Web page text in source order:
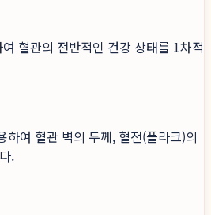
혈관의 전반적인 건강 상태를 1차적
여 혈관 벽의 두께, 혈전(플라크)의
.